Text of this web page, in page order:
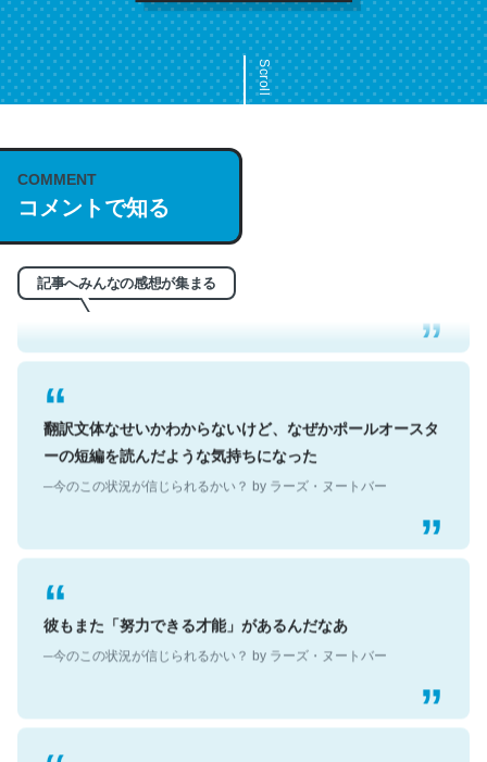
Scroll
COMMENT
コメントで知る
記事へみんなの感想が集まる
これは名文。彼はとてもクレバーなんだろうなと凄く思
う。英語少しでも読める人は原文もお勧め。自分はこの流
れ好き。Let’s Fucking Go. Then Covid hit. Shit.
─今のこの状況が信じられるかい？ by ラーズ・ヌートバー
翻訳文体なせいかわからないけど、なぜかポールオースタ
ーの短編を読んだような気持ちになった
─今のこの状況が信じられるかい？ by ラーズ・ヌートバー
彼もまた「努力できる才能」があるんだなあ
─今のこの状況が信じられるかい？ by ラーズ・ヌートバー